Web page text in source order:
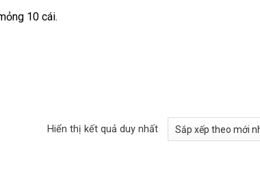
10 cái.
Hiển thị kết quả duy nhất